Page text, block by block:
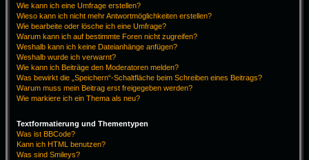
Wie kann ich eine Umfrage erstellen?
Wieso kann ich nicht mehr Antwortmöglichkeiten erstellen?
Wie bearbeite oder lösche ich eine Umfrage?
Warum kann ich auf bestimmte Foren nicht zugreifen?
Weshalb kann ich keine Dateianhänge anfügen?
Weshalb wurde ich verwarnt?
Wie kann ich Beiträge den Moderatoren melden?
Was bewirkt die „Speichern“-Schaltfläche beim Schreiben eines Beitrags?
Warum muss mein Beitrag erst freigegeben werden?
Wie markiere ich ein Thema als neu?
Textformatierung und Thementypen
Was ist BBCode?
Kann ich HTML benutzen?
Was sind Smileys?